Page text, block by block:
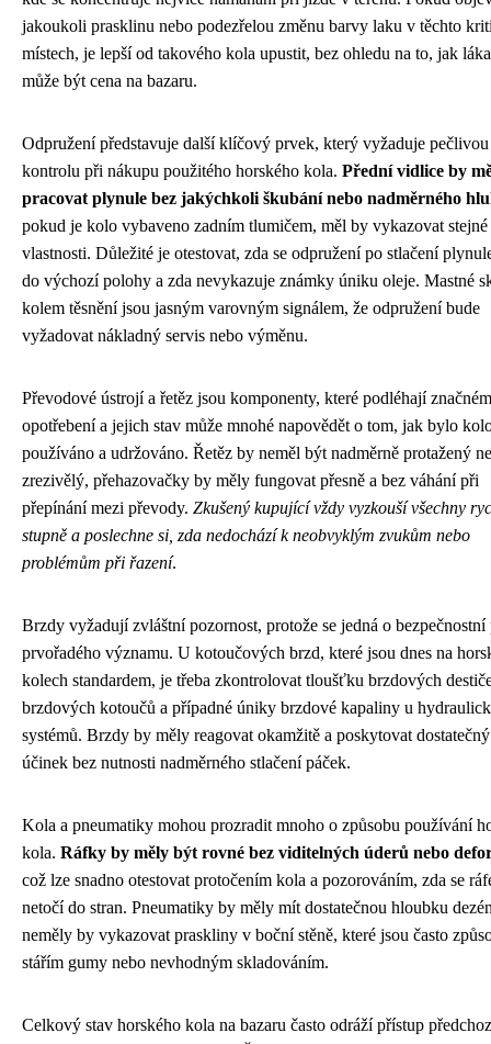
jakoukoli prasklinu nebo podezřelou změnu barvy laku v těchto
místech, je lepší od takového kola upustit, bez ohledu na to, jak
může být cena na bazaru.
Odpružení představuje další klíčový prvek, který vyžaduje pečlivou
kontrolu při nákupu použitého horského kola. Přední vidlice by
pracovat plynule bez jakýchkoli škubání nebo nadměrného
pokud je kolo vybaveno zadním tlumičem, měl by vykazovat stejné
vlastnosti. Důležité je otestovat, zda se odpružení po stlačení
do výchozí polohy a zda nevykazuje známky úniku oleje. Mastné
kolem těsnění jsou jasným varovným signálem, že odpružení bude
vyžadovat nákladný servis nebo výměnu.
Převodové ústrojí a řetěz jsou komponenty, které podléhají
opotřebení a jejich stav může mnohé napovědět o tom, jak bylo
používáno a udržováno. Řetěz by neměl být nadměrně protažený
zrezivělý, přehazovačky by měly fungovat přesně a bez váhání při
přepínání mezi převody. Zkušený kupující vždy vyzkouší všechny
stupně a poslechne si, zda nedochází k neobvyklým zvukům nebo
problémům při řazení.
Brzdy vyžadují zvláštní pozornost, protože se jedná o bezpečnostní
prvořadého významu. U kotoučových brzd, které jsou dnes na
kolech standardem, je třeba zkontrolovat tloušťku brzdových
brzdových kotoučů a případné úniky brzdové kapaliny u
systémů. Brzdy by měly reagovat okamžitě a poskytovat
účinek bez nutnosti nadměrného stlačení páček.
Kola a pneumatiky mohou prozradit mnoho o způsobu používání
kola. Ráfky by měly být rovné bez viditelných úderů nebo
což lze snadno otestovat protočením kola a pozorováním, zda se
netočí do stran. Pneumatiky by měly mít dostatečnou hloubku
neměly by vykazovat praskliny v boční stěně, které jsou často
stářím gumy nebo nevhodným skladováním.
Celkový stav horského kola na bazaru často odráží přístup